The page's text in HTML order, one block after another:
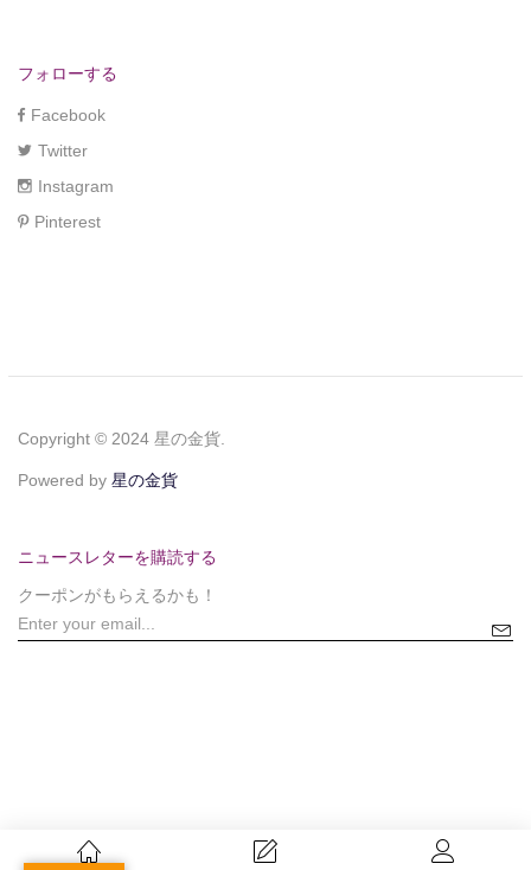
フォローする
Facebook
Twitter
Instagram
Pinterest
Copyright © 2024 星の金貨.
Powered by 星の金貨
ニュースレターを購読する
クーポンがもらえるかも！